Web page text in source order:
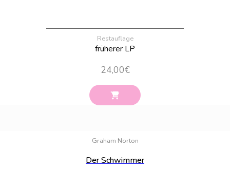
Restauflage
früherer LP
24,00€
Graham Norton
Der Schwimmer